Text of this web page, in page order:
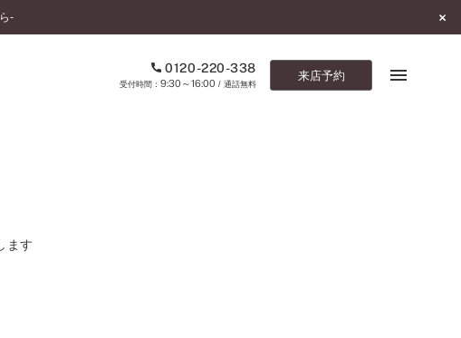
-
0120-220-338
9:30～16:00/ 通話無料
来店予約
ます